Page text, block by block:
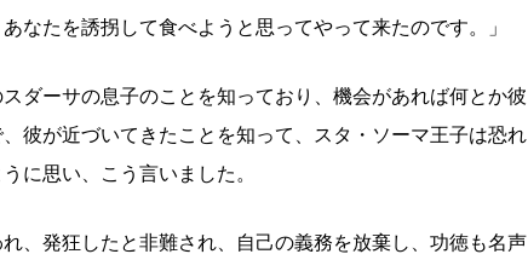
なたを誘拐して食べようと思ってやって来たのです。」
ダーサの息子のことを知っており、機会があれば何とか彼
彼が近づいてきたことを知って、スタ・ソーマ王子は恐れ
に思い、こう言いました。
、発狂したと非難され、自己の義務を放棄し、功徳も名声